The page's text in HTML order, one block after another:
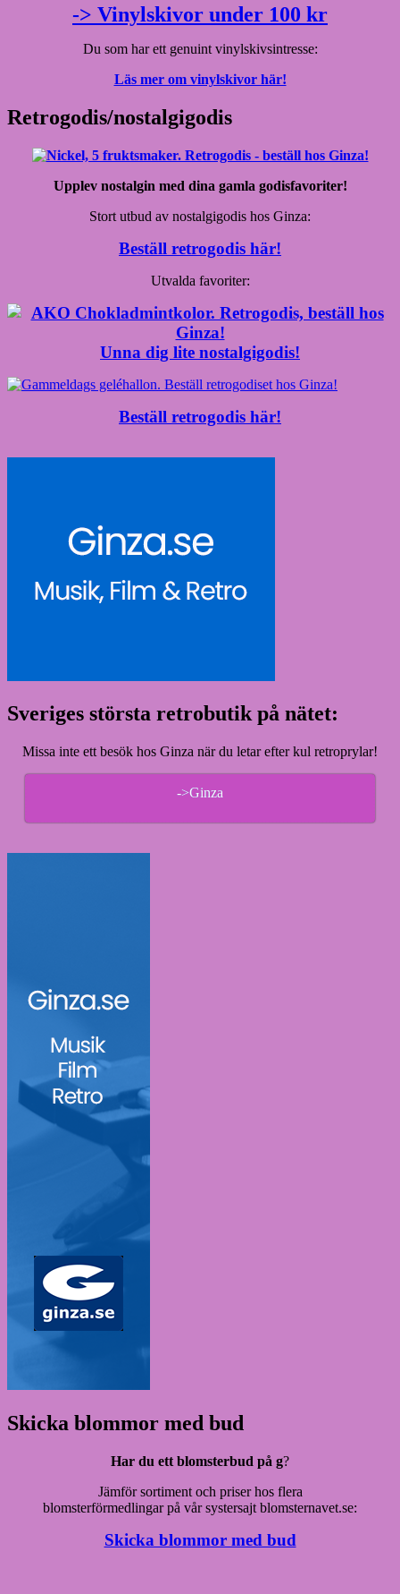
-> Vinylskivor under 100 kr
Du som har ett genuint vinylskivsintresse:
Läs mer om vinylskivor här!
Retrogodis/nostalgigodis
Upplev nostalgin med dina gamla godisfavoriter!
Stort utbud av nostalgigodis hos Ginza:
Beställ retrogodis här!
Utvalda favoriter:
Unna dig lite nostalgigodis!
Beställ retrogodis här!
Sveriges största retrobutik på nätet:
Missa inte ett besök hos Ginza när du letar efter kul retroprylar!
->Ginza
Skicka blommor med bud
Har du ett blomsterbud på g?
Jämför sortiment och priser hos flera
blomsterförmedlingar på vår systersajt blomsternavet.se:
Skicka blommor med bud